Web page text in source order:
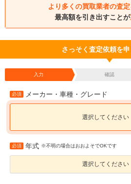
より多くの買取業者の査定
最高額を引き出すことが
さっそく査定依頼を申
入力 確認
必須 メーカー・車種・グレード
選択してください
必須 年式 ※不明の場合はおおよそでOKです
選択してください